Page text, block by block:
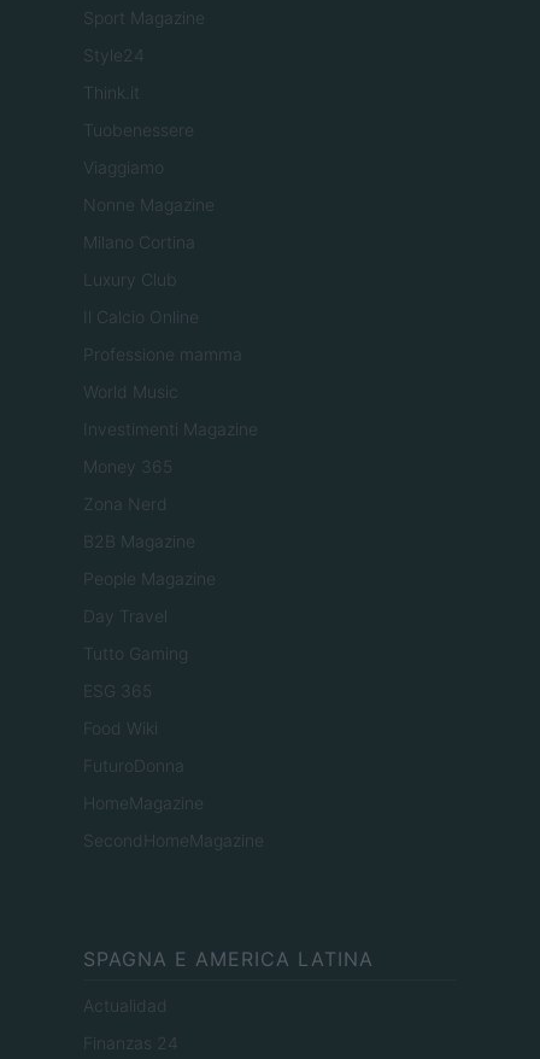
Sport Magazine
Style24
Think.it
Tuobenessere
Viaggiamo
Nonne Magazine
Milano Cortina
Luxury Club
Il Calcio Online
Professione mamma
World Music
Investimenti Magazine
Money 365
Zona Nerd
B2B Magazine
People Magazine
Day Travel
Tutto Gaming
ESG 365
Food Wiki
FuturoDonna
HomeMagazine
SecondHomeMagazine
SPAGNA E AMERICA LATINA
Actualidad
Finanzas 24